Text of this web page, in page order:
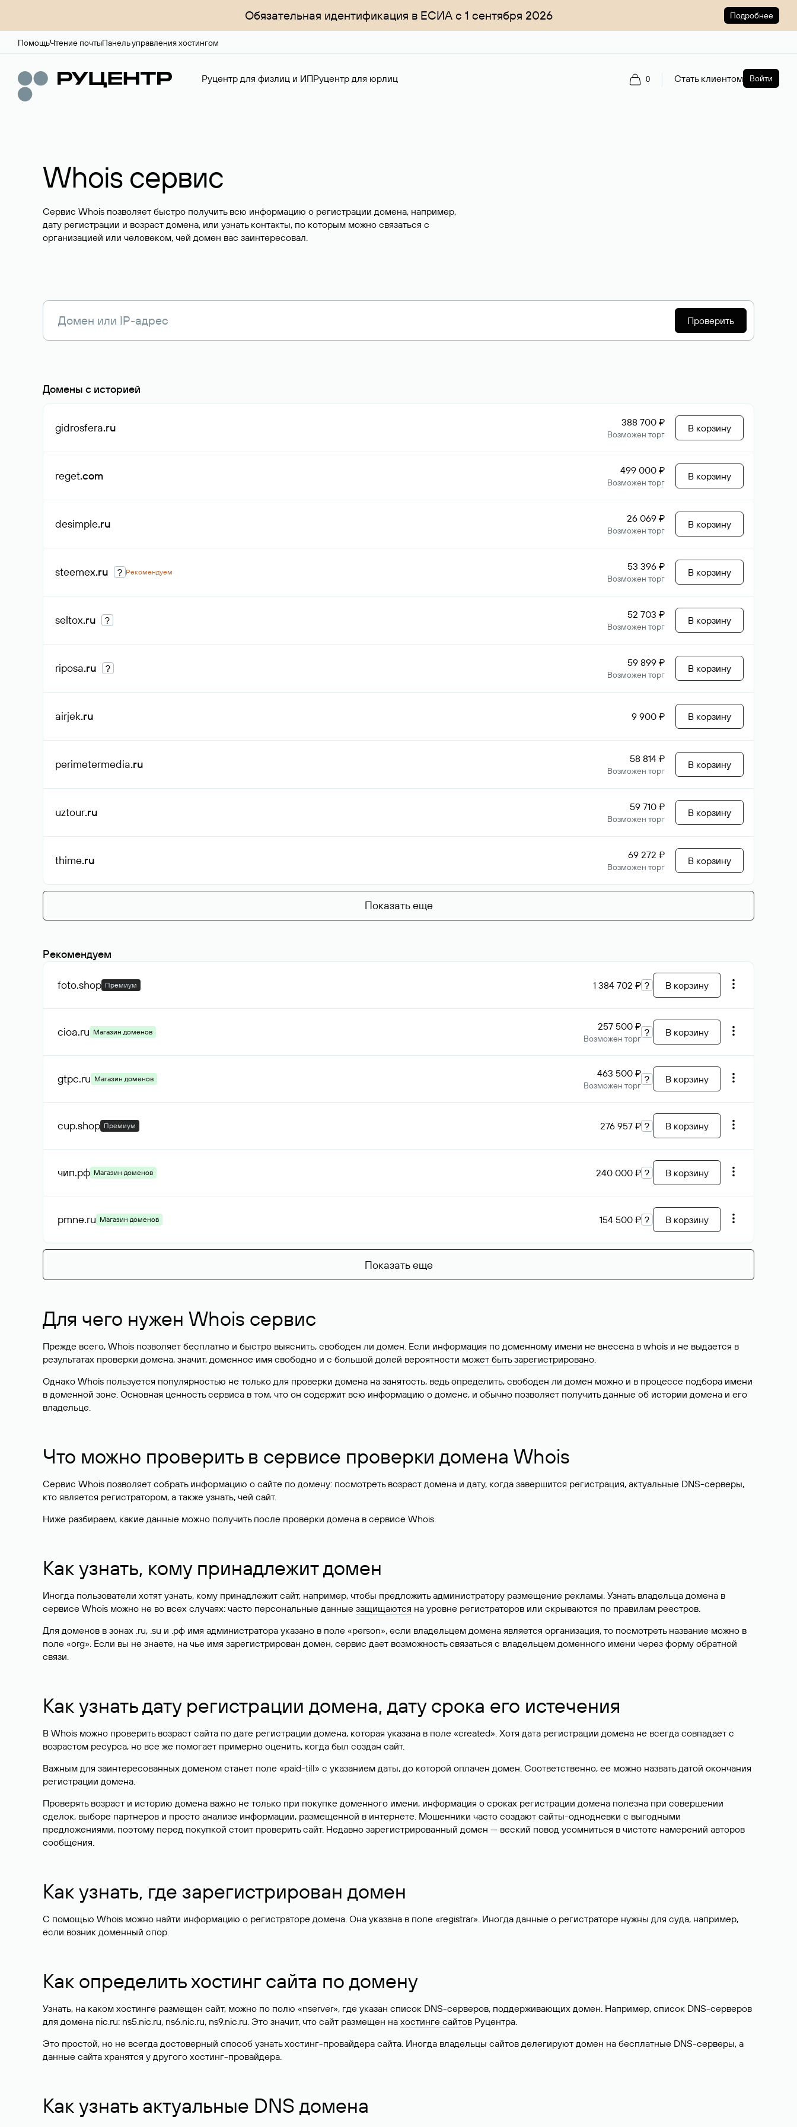
Обязательная идентификация в ЕСИА с 1 сентября 2026 Подробнее
ПомощьЧтение почтыПанель управления хостингом
Руцентр для физлиц и ИПРуцентр для юрлиц 0 Стать клиентом Войти
Whois сервис
Сервис Whois позволяет быстро получить всю информацию о регистрации домена, например,
дату регистрации и возраст домена, или узнать контакты, по которым можно связаться с
организацией или человеком, чей домен вас заинтересовал.
Проверить
Домены с историей
gidrosfera.ru 388 700 ₽
Возможен торг
В корзину
reget.com 499 000 ₽
Возможен торг
В корзину
desimple.ru 26 069 ₽
Возможен торг
В корзину
steemex.ru ? Рекомендуем 53 396 ₽
Возможен торг
В корзину
seltox.ru ? 52 703 ₽
Возможен торг
В корзину
riposa.ru ? 59 899 ₽
Возможен торг
В корзину
airjek.ru 9 900 ₽ В корзину
perimetermedia.ru 58 814 ₽
Возможен торг
В корзину
uztour.ru 59 710 ₽
Возможен торг
В корзину
thime.ru 69 272 ₽
Возможен торг
В корзину
Показать еще
Рекомендуем
foto.shop Премиум 1 384 702 ₽ ? В корзину
cioa.ru Магазин доменов 257 500 ₽
Возможен торг
? В корзину
gtpc.ru Магазин доменов 463 500 ₽
Возможен торг
? В корзину
cup.shop Премиум 276 957 ₽ ? В корзину
чип.рф Магазин доменов 240 000 ₽ ? В корзину
pmne.ru Магазин доменов 154 500 ₽ ? В корзину
Показать еще
Для чего нужен Whois сервис
Прежде всего, Whois позволяет бесплатно и быстро выяснить, свободен ли домен. Если информация по доменному имени не внесена в whois и не выдается в
результатах проверки домена, значит, доменное имя свободно и с большой долей вероятности может быть зарегистрировано.
Однако Whois пользуется популярностью не только для проверки домена на занятость, ведь определить, свободен ли домен можно и в процессе подбора имени
в доменной зоне. Основная ценность сервиса в том, что он содержит всю информацию о домене, и обычно позволяет получить данные об истории домена и его
владельце.
Что можно проверить в сервисе проверки домена Whois
Сервис Whois позволяет собрать информацию о сайте по домену: посмотреть возраст домена и дату, когда завершится регистрация, актуальные DNS-серверы,
кто является регистратором, а также узнать, чей сайт.
Ниже разбираем, какие данные можно получить после проверки домена в сервисе Whois.
Как узнать, кому принадлежит домен
Иногда пользователи хотят узнать, кому принадлежит сайт, например, чтобы предложить администратору размещение рекламы. Узнать владельца домена в
сервисе Whois можно не во всех случаях: часто персональные данные защищаются на уровне регистраторов или скрываются по правилам реестров.
Для доменов в зонах .ru, .su и .рф имя администратора указано в поле «person», если владельцем домена является организация, то посмотреть название можно в
поле «org». Если вы не знаете, на чье имя зарегистрирован домен, сервис дает возможность связаться с владельцем доменного имени через форму обратной
связи.
Как узнать дату регистрации домена, дату срока его истечения
В Whois можно проверить возраст сайта по дате регистрации домена, которая указана в поле «created». Хотя дата регистрации домена не всегда совпадает с
возрастом ресурса, но все же помогает примерно оценить, когда был создан сайт.
Важным для заинтересованных доменом станет поле «paid-till» с указанием даты, до которой оплачен домен. Соответственно, ее можно назвать датой окончания
регистрации домена.
Проверять возраст и историю домена важно не только при покупке доменного имени, информация о сроках регистрации домена полезна при совершении
сделок, выборе партнеров и просто анализе информации, размещенной в интернете. Мошенники часто создают сайты-однодневки с выгодными
предложениями, поэтому перед покупкой стоит проверить сайт. Недавно зарегистрированный домен — веский повод усомниться в чистоте намерений авторов
сообщения.
Как узнать, где зарегистрирован домен
С помощью Whois можно найти информацию о регистраторе домена. Она указана в поле «registrar». Иногда данные о регистраторе нужны для суда, например,
если возник доменный спор.
Как определить хостинг сайта по домену
Узнать, на каком хостинге размещен сайт, можно по полю «nserver», где указан список DNS-серверов, поддерживающих домен. Например, список DNS-серверов
для домена nic.ru: ns5.nic.ru, ns6.nic.ru, ns9.nic.ru. Это значит, что сайт размещен на хостинге сайтов Руцентра.
Это простой, но не всегда достоверный способ узнать хостинг-провайдера сайта. Иногда владельцы сайтов делегируют домен на бесплатные DNS-серверы, а
данные сайта хранятся у другого хостинг-провайдера.
Как узнать актуальные DNS домена